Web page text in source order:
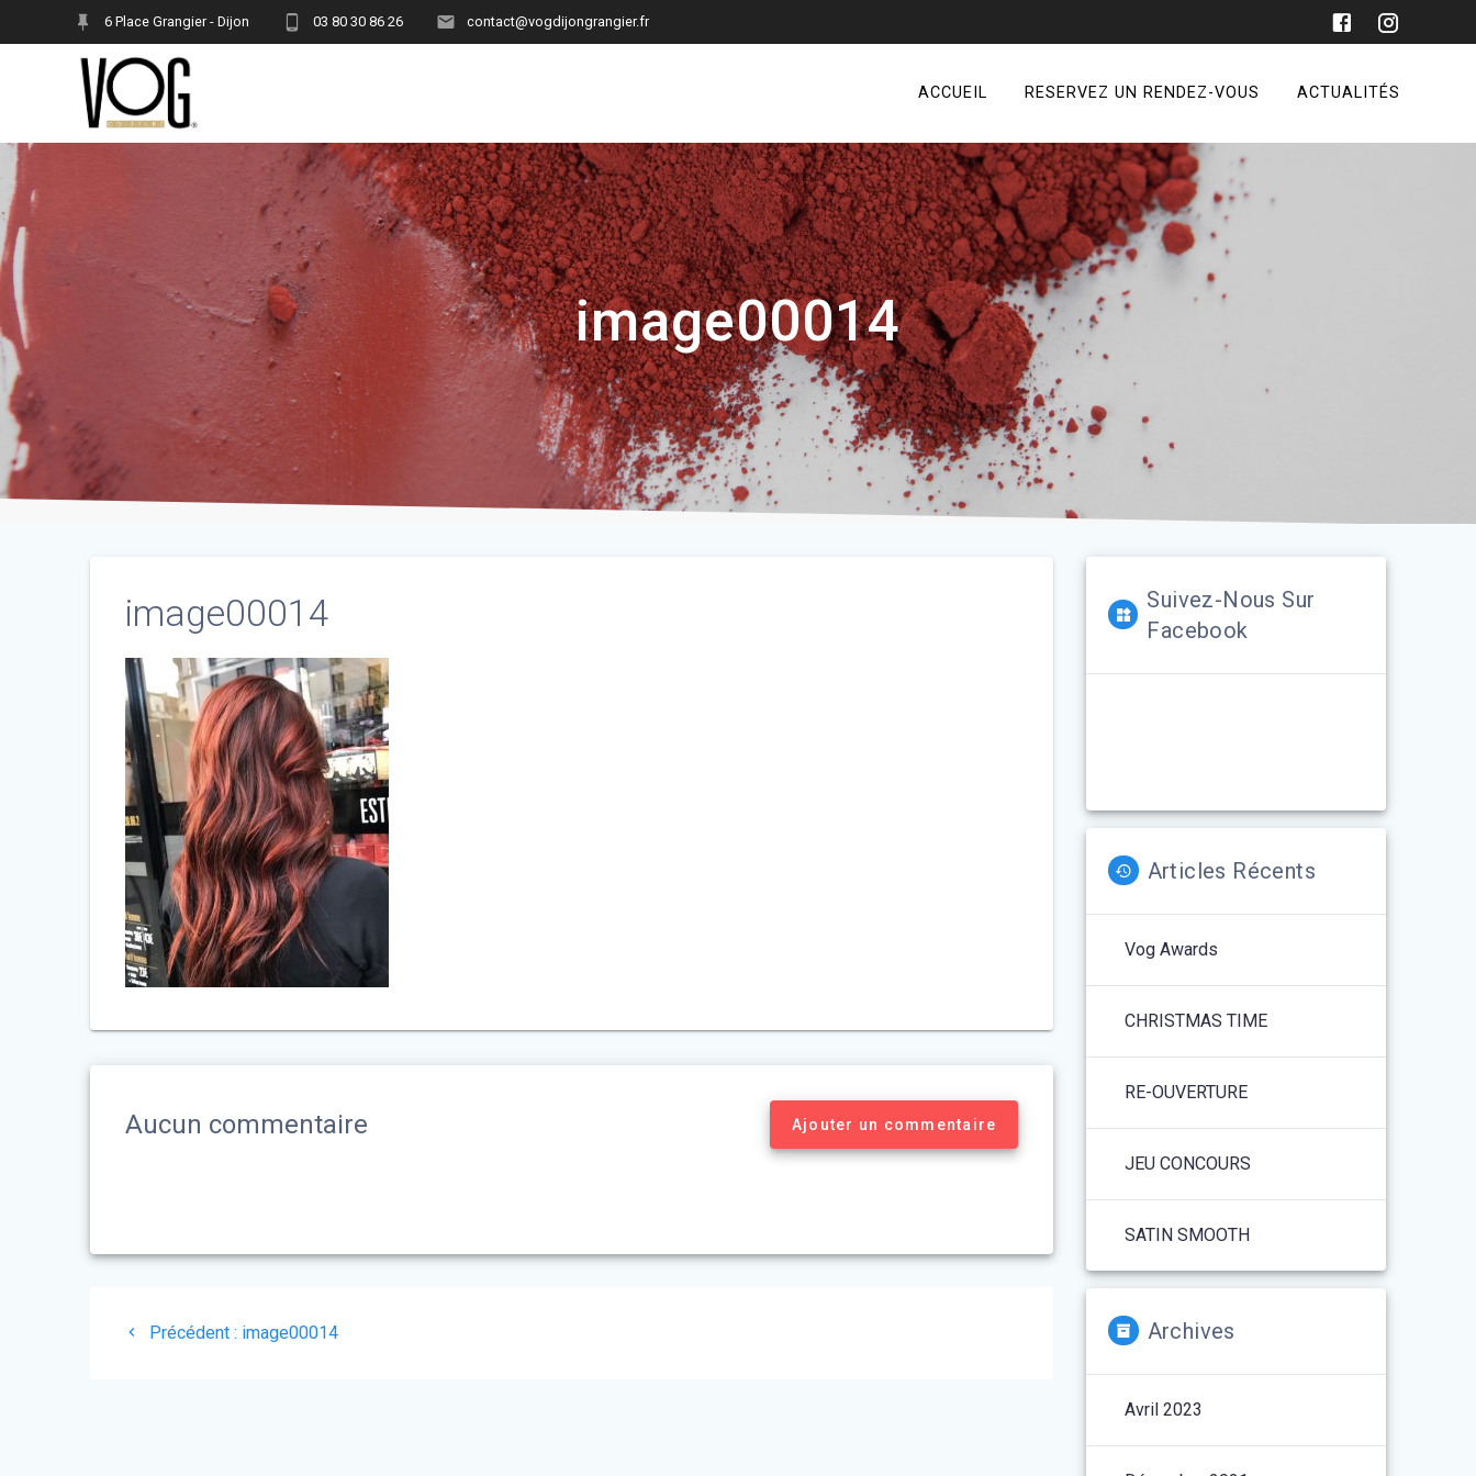
6 Place Grangier - Dijon 03 80 30 86 26 contact@vogdijongrangier.fr
ACCUEIL RESERVEZ UN RENDEZ-VOUS ACTUALITÉS
image00014
image00014
Aucun commentaire Ajouter un commentaire
Navigation
Précédent : Article
image00014
Suivez-Nous Sur
Facebook
Articles Récents
Vog Awards
CHRISTMAS TIME
RE-OUVERTURE
JEU CONCOURS
SATIN SMOOTH
Archives
Avril 2023